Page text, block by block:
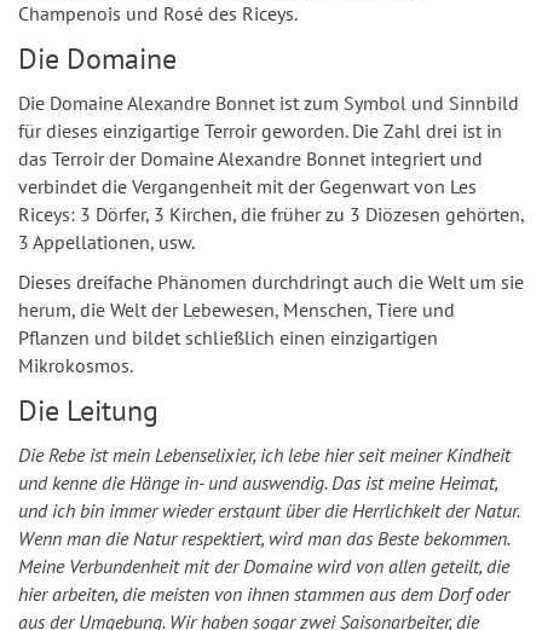
Champenois und Rosé des Riceys.
Die Domaine
Die Domaine Alexandre Bonnet ist zum Symbol und Sinnbild
für dieses einzigartige Terroir geworden. Die Zahl drei ist in
das Terroir der Domaine Alexandre Bonnet integriert und
verbindet die Vergangenheit mit der Gegenwart von Les
Riceys: 3 Dörfer, 3 Kirchen, die früher zu 3 Diözesen gehörten,
3 Appellationen, usw.
Dieses dreifache Phänomen durchdringt auch die Welt um sie
herum, die Welt der Lebewesen, Menschen, Tiere und
Pflanzen und bildet schließlich einen einzigartigen
Mikrokosmos.
Die Leitung
Die Rebe ist mein Lebenselixier, ich lebe hier seit meiner Kindheit
und kenne die Hänge in- und auswendig. Das ist meine Heimat,
und ich bin immer wieder erstaunt über die Herrlichkeit der Natur.
Wenn man die Natur respektiert, wird man das Beste bekommen.
Meine Verbundenheit mit der Domaine wird von allen geteilt, die
hier arbeiten, die meisten von ihnen stammen aus dem Dorf oder
aus der Umgebung. Wir haben sogar zwei Saisonarbeiter, die